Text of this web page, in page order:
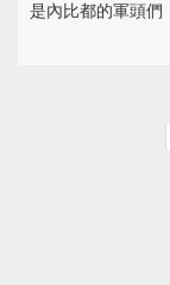
是內比都的軍頭們